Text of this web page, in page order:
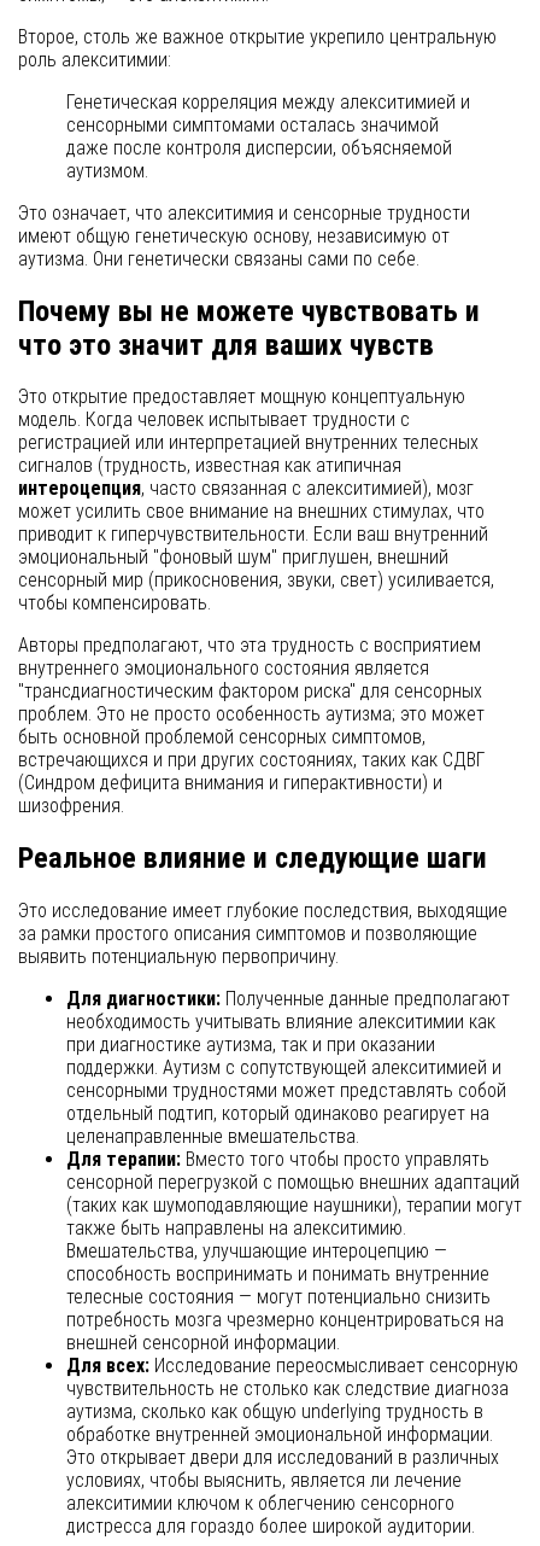
Второе, столь же важное открытие укрепило центральную
роль алекситимии:
Генетическая корреляция между алекситимией и
сенсорными симптомами осталась значимой
даже после контроля дисперсии, объясняемой
аутизмом.
Это означает, что алекситимия и сенсорные трудности
имеют общую генетическую основу, независимую от
аутизма. Они генетически связаны сами по себе.
Почему вы не можете чувствовать и
что это значит для ваших чувств
Это открытие предоставляет мощную концептуальную
модель. Когда человек испытывает трудности с
регистрацией или интерпретацией внутренних телесных
сигналов (трудность, известная как атипичная
интероцепция, часто связанная с алекситимией), мозг
может усилить свое внимание на внешних стимулах, что
приводит к гиперчувствительности. Если ваш внутренний
эмоциональный "фоновый шум" приглушен, внешний
сенсорный мир (прикосновения, звуки, свет) усиливается,
чтобы компенсировать.
Авторы предполагают, что эта трудность с восприятием
внутреннего эмоционального состояния является
"трансдиагностическим фактором риска" для сенсорных
проблем. Это не просто особенность аутизма; это может
быть основной проблемой сенсорных симптомов,
встречающихся и при других состояниях, таких как СДВГ
(Синдром дефицита внимания и гиперактивности) и
шизофрения.
Реальное влияние и следующие шаги
Это исследование имеет глубокие последствия, выходящие
за рамки простого описания симптомов и позволяющие
выявить потенциальную первопричину.
Для диагностики: Полученные данные предполагают
необходимость учитывать влияние алекситимии как
при диагностике аутизма, так и при оказании
поддержки. Аутизм с сопутствующей алекситимией и
сенсорными трудностями может представлять собой
отдельный подтип, который одинаково реагирует на
целенаправленные вмешательства.
Для терапии: Вместо того чтобы просто управлять
сенсорной перегрузкой с помощью внешних адаптаций
(таких как шумоподавляющие наушники), терапии могут
также быть направлены на алекситимию.
Вмешательства, улучшающие интероцепцию —
способность воспринимать и понимать внутренние
телесные состояния — могут потенциально снизить
потребность мозга чрезмерно концентрироваться на
внешней сенсорной информации.
Для всех: Исследование переосмысливает сенсорную
чувствительность не столько как следствие диагноза
аутизма, сколько как общую underlying трудность в
обработке внутренней эмоциональной информации.
Это открывает двери для исследований в различных
условиях, чтобы выяснить, является ли лечение
алекситимии ключом к облегчению сенсорного
дистресса для гораздо более широкой аудитории.